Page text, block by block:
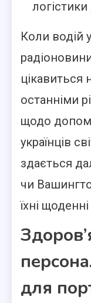
логістики
Коли водій
останніми
щодо
українців
здається
чи
їхні щоденні
для